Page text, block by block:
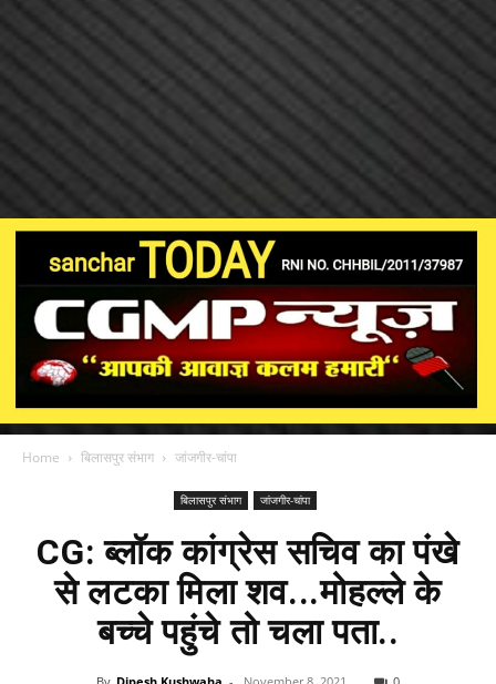
Home बिलासपुर संभाग जांजगीर-चांपा
बिलासपुर संभाग जांजगीर-चांपा
CG: ब्लॉक कांग्रेस सचिव का पंखे
से लटका मिला शव...मोहल्ले के
बच्चे पहुंचे तो चला पता..